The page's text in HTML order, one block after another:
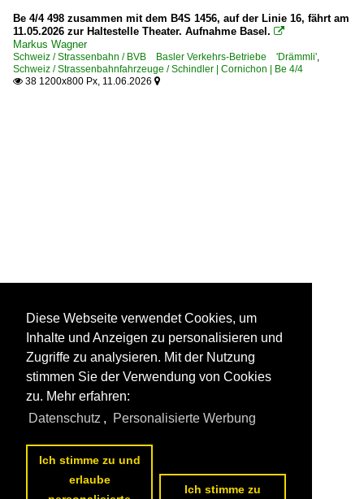
Be 4/4 498 zusammen mit dem B4S 1456, auf der Linie 16, fährt am
11.05.2026 zur Haltestelle Theater. Aufnahme Basel. 
Markus Wagner
Schweiz / Strassenbahn / BVB Basler Verkehrs-Betriebe 'Drämmli',
Schweiz / Strassenbahnfahrzeuge / Schindler | Cornichon | Be 4/4
 38 1200x800 Px, 11.06.2026 
Diese Webseite verwendet Cookies, um
Inhalte und Anzeigen zu personalisieren und
Zugriffe zu analysieren. Mit der Nutzung
stimmen Sie der Verwendung von Cookies
zu. Mehr erfahren:
Datenschutz , Personalisierte Werbung
Ich stimme zu und
erlaube
Ich stimme zu